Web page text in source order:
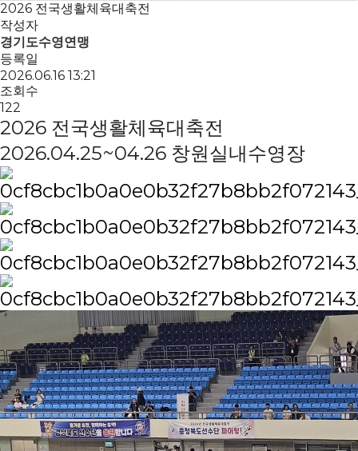
2026 전국생활체육대축전
작성자
경기도수영연맹
등록일
2026.06.16 13:21
조회수
122
2026 전국생활체육대축전
2026.04.25~04.26 창원실내수영장